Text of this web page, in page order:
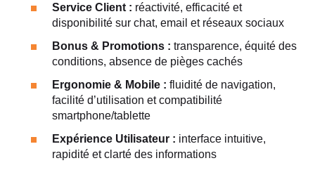
Service Client : réactivité, efficacité et
disponibilité sur chat, email et réseaux sociaux
Bonus & Promotions : transparence, équité des
conditions, absence de pièges cachés
Ergonomie & Mobile : fluidité de navigation,
facilité d’utilisation et compatibilité
smartphone/tablette
Expérience Utilisateur : interface intuitive,
rapidité et clarté des informations